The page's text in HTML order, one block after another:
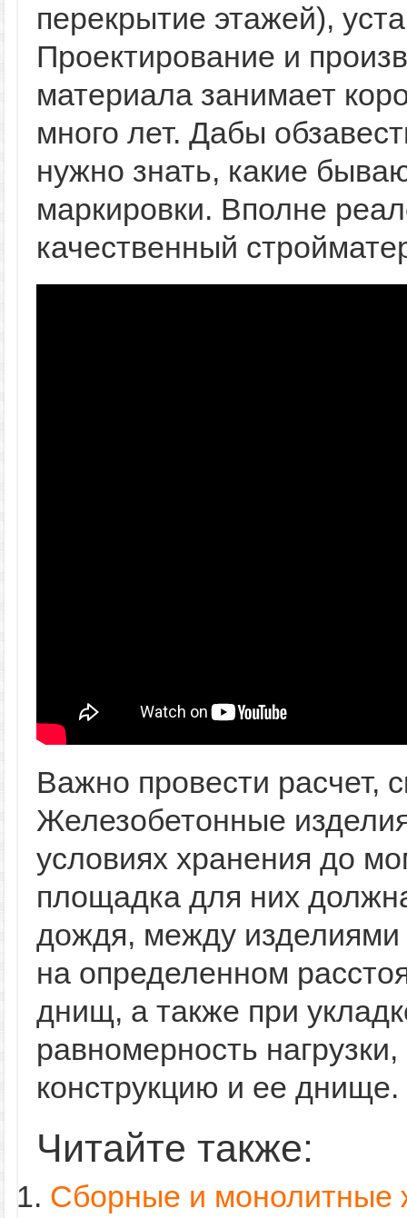
перекрытие этажей),
Проектирование и
материала занимает
много лет. Дабы
нужно знать, какие
маркировки. Вполне
качественный
Важно провести расчет,
Железобетонные
условиях хранения до
площадка для них
дождя, между изделиями
на определенном
днищ, а также при
равномерность
конструкцию и ее днище.
Читайте также:
Сборные и монолитные